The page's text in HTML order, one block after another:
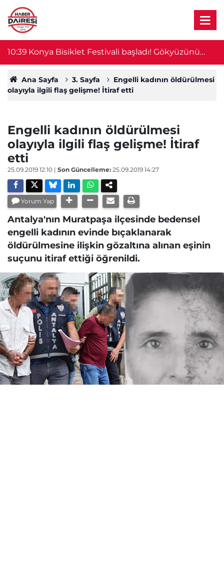
10:39 Konya Bisiklet Festivali başladı! Gökyüzünü
drone’lar, tarihi yapıyı ışık gösterisi aydınlattı
Ana Sayfa 3. Sayfa
Engelli kadının öldürülmesi
olayıyla ilgili flaş gelişme! İtiraf etti
Engelli kadının öldürülmesi
olayıyla ilgili flaş gelişme! İtiraf
etti
25.09.2019 12:10 | Son Güncelleme: 25.09.2019 14:27
Yorum Yap
Antalya'nın Muratpaşa ilçesinde bedensel
engelli kadının evinde bıçaklanarak
öldürülmesine ilişkin gözaltına alınan eşinin
suçunu itiraf ettiği öğrenildi.